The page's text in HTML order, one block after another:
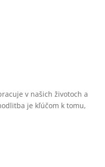
v našich životoch a
je kľúčom k tomu,